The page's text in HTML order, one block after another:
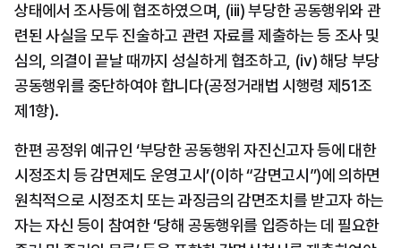
상태에서 조사등에 협조하였으며, (iii) 부당한 공동행위와 관
련된 사실을 모두 진술하고 관련 자료를 제출하는 등 조사 및
심의, 의결이 끝날 때까지 성실하게 협조하고, (iv) 해당 부당
공동행위를 중단하여야 합니다(공정거래법 시행령 제51조
제1항).
한편 공정위 예규인 ‘부당한 공동행위 자진신고자 등에 대한
시정조치 등 감면제도 운영고시’(이하 “감면고시”)에 의하면
원칙적으로 시정조치 또는 과징금의 감면조치를 받고자 하는
자는 자신 등이 참여한 ‘당해 공동행위를 입증하는 데 필요한